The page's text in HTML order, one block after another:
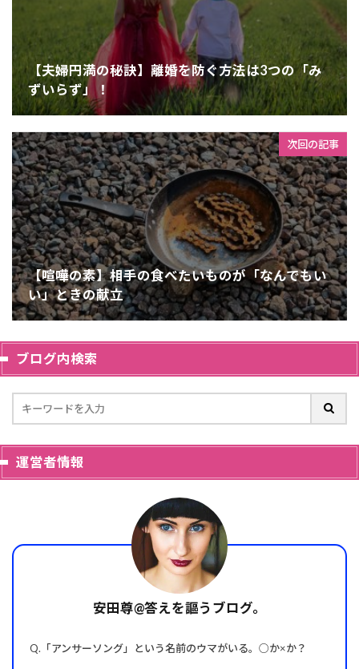
【夫婦円満の秘訣】離婚を防ぐ方法は3つの「み
ずいらず」！
次回の記事
【喧嘩の素】相手の食べたいものが「なんでもい
い」ときの献立
ブログ内検索
運営者情報
安田尊@答えを謳うブログ。
Q.「アンサーソング」という名前のウマがいる。○か×か？